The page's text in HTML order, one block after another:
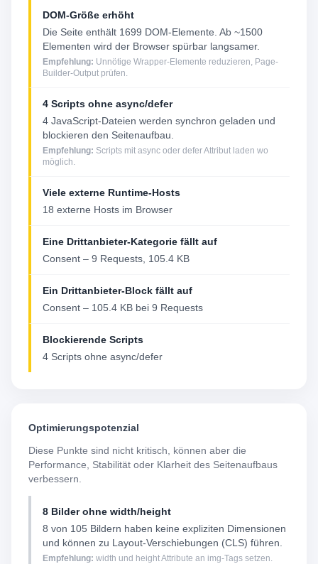
DOM-Größe erhöht
Die Seite enthält 1699 DOM-Elemente. Ab ~1500
Elementen wird der Browser spürbar langsamer.
Empfehlung: Unnötige Wrapper-Elemente reduzieren, Page-
Builder-Output prüfen.
4 Scripts ohne async/defer
4 JavaScript-Dateien werden synchron geladen und
blockieren den Seitenaufbau.
Empfehlung: Scripts mit async oder defer Attribut laden wo
möglich.
Viele externe Runtime-Hosts
18 externe Hosts im Browser
Eine Drittanbieter-Kategorie fällt auf
Consent – 9 Requests, 105.4 KB
Ein Drittanbieter-Block fällt auf
Consent – 105.4 KB bei 9 Requests
Blockierende Scripts
4 Scripts ohne async/defer
Optimierungspotenzial
Diese Punkte sind nicht kritisch, können aber die
Performance, Stabilität oder Klarheit des Seitenaufbaus
verbessern.
8 Bilder ohne width/height
8 von 105 Bildern haben keine expliziten Dimensionen
und können zu Layout-Verschiebungen (CLS) führen.
Empfehlung: width und height Attribute an img-Tags setzen.